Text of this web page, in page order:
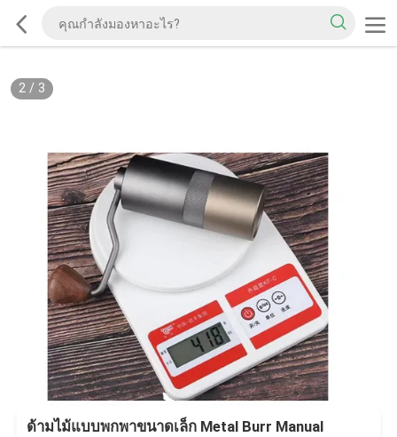
2/ 3
ด้ามไม้แบบพกพาขนาดเล็ก Metal Burr Manual